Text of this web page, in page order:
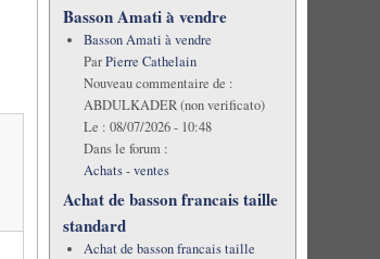
Basson Amati à vendre
Basson Amati à vendre
ParPierre Cathelain
Nouveau commentaire de :
ABDULKADER (non verificato)
Le : 08/07/2026 - 10:48
Dans le forum :
Achats - ventes
Achat de basson francais taille
standard
Achat de basson francais taille